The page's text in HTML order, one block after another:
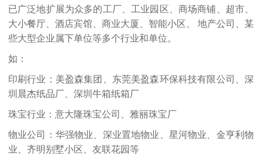
已广泛地扩展为众多的工厂、工业园区、商场商铺、超市、
大小餐厅、酒店宾馆、商业大厦、智能小区、 地产公司、某
些大型企业属下单位等多个行业和单位。
如：
印刷行业：美盈森集团、东莞美盈森环保科技有限公司、深
圳晨杰纸品厂、深圳牛箱纸箱厂
珠宝行业：意大隆珠宝公司、雅丽珠宝厂
物业公司：华强物业、深业置地物业、星河物业、金亨利物
业、齐明别墅小区、友联花园等